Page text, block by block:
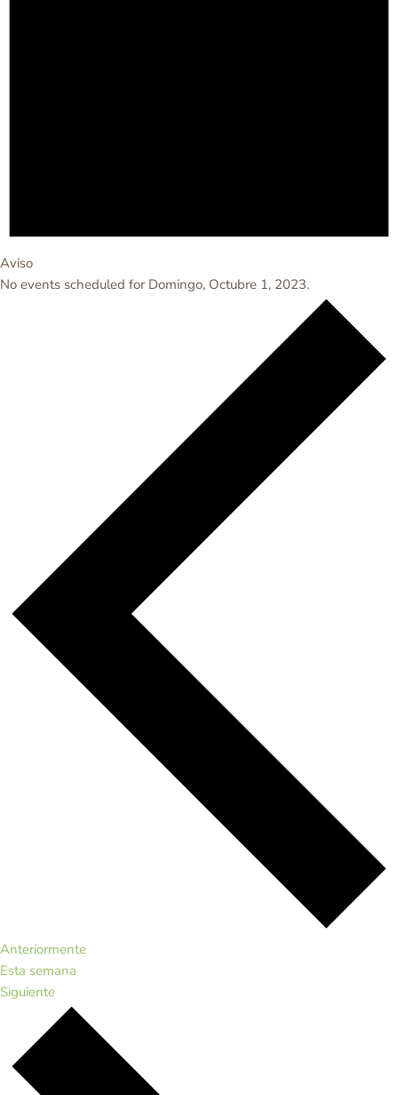
Aviso
No events scheduled for Domingo, Octubre 1, 2023.
Anteriormente
Esta semana
Siguiente